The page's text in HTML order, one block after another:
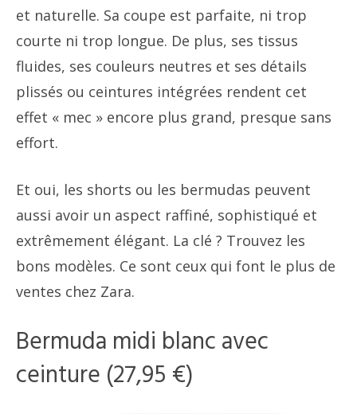
et naturelle. Sa coupe est parfaite, ni trop
courte ni trop longue. De plus, ses tissus
fluides, ses couleurs neutres et ses détails
plissés ou ceintures intégrées rendent cet
effet « mec » encore plus grand, presque sans
effort.
Et oui, les shorts ou les bermudas peuvent
aussi avoir un aspect raffiné, sophistiqué et
extrêmement élégant. La clé ? Trouvez les
bons modèles. Ce sont ceux qui font le plus de
ventes chez Zara.
Bermuda midi blanc avec
ceinture (27,95 €)